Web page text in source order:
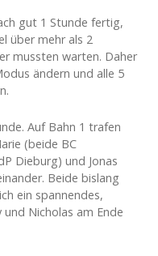
gut 1 Stunde fertig,
über mehr als 2
mussten warten. Daher
ändern und alle 5
Auf Bahn 1 trafen
(beide BC
Dieburg) und Jonas
Beide bislang
ein spannendes,
Nicholas am Ende